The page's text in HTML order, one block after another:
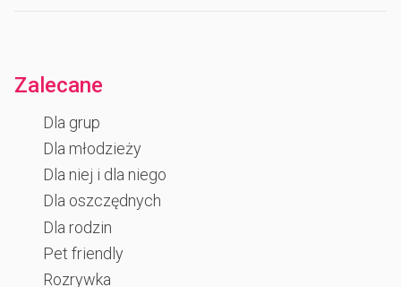
Zalecane
Dla grup
Dla młodzieży
Dla niej i dla niego
Dla oszczędnych
Dla rodzin
Pet friendly
Rozrywka